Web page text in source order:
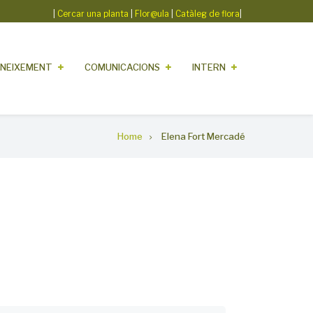
Cercar una planta Flor@ula Catàleg de flora
COMUNICACIONS INTERN
Home Elena Fort Mercadé